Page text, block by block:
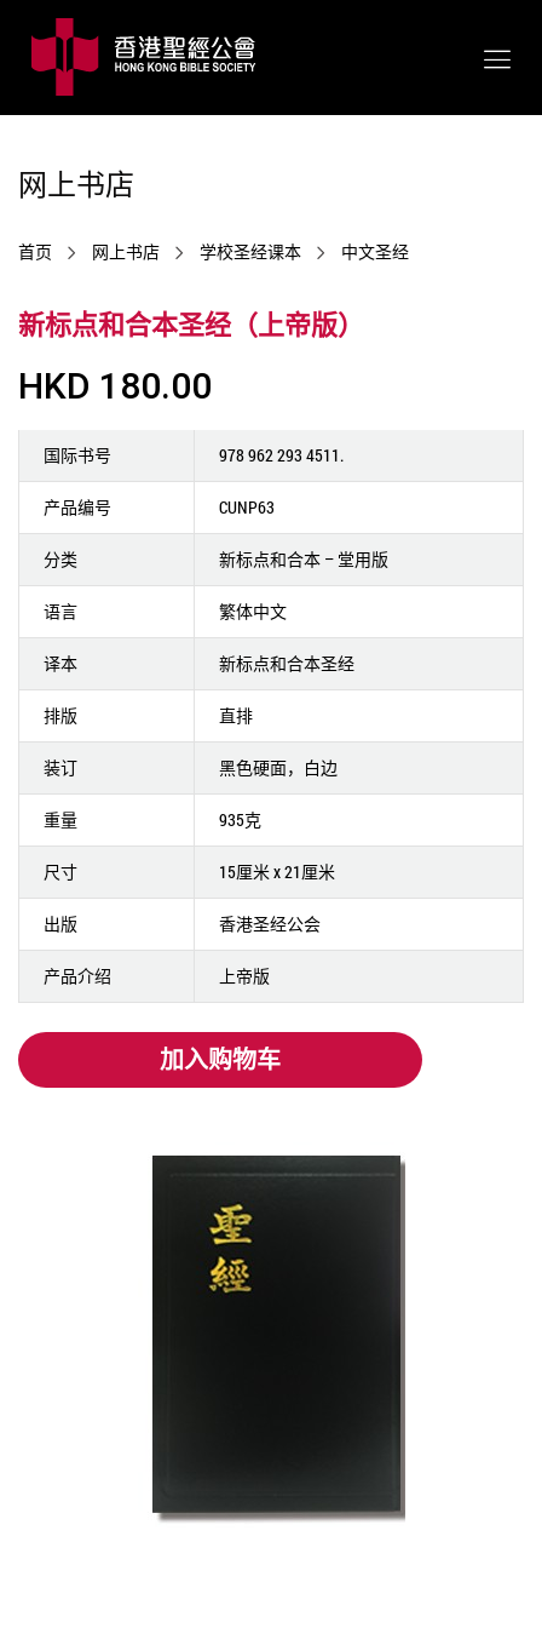
网上书店
首页 网上书店 学校圣经课本 中文圣经
新标点和合本圣经（上帝版）
HKD 180.00
国际书号 978 962 293 4511.
产品编号 CUNP63
分类 新标点和合本 – 堂用版
语言 繁体中文
译本 新标点和合本圣经
排版 直排
装订 黑色硬面，白边
重量 935克
尺寸 15厘米 x 21厘米
出版 香港圣经公会
产品介绍 上帝版
加入购物车
加入购物车